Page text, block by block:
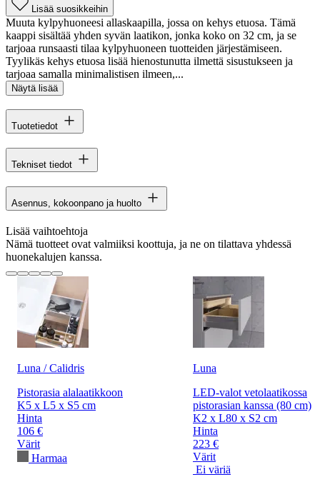
Lisää suosikkeihin
Muuta kylpyhuoneesi allaskaapilla, jossa on kehys etuosa. Tämä
kaappi sisältää yhden syvän laatikon, jonka koko on 32 cm, ja se
tarjoaa runsaasti tilaa kylpyhuoneen tuotteiden järjestämiseen.
Tyylikäs kehys etuosa lisää hienostunutta ilmettä sisustukseen ja
tarjoaa samalla minimalistisen ilmeen,...
Näytä lisää
Tuotetiedot
Tekniset tiedot
Asennus, kokoonpano ja huolto
Lisää vaihtoehtoja
Nämä tuotteet ovat valmiiksi koottuja, ja ne on tilattava yhdessä
huonekalujen kanssa.
Luna / Calidris
Pistorasia alalaatikkoon
K5 x L5 x S5 cm
Hinta
106 €
Värit
Harmaa
Luna
LED-valot vetolaatikossa
pistorasian kanssa (80 cm)
K2 x L80 x S2 cm
Hinta
223 €
Värit
Ei väriä